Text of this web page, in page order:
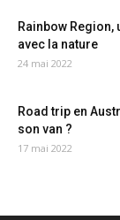
Rainbow
avec la nature
24 mai 2022
Road trip en
son van ?
17 mai 2022